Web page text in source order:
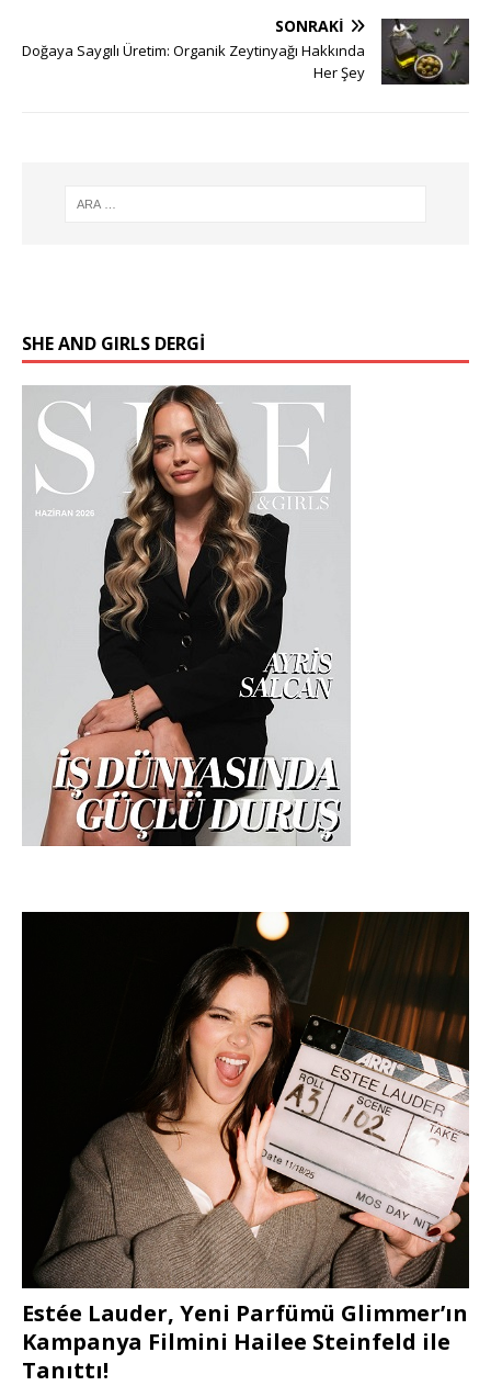
SONRAKI
Doğaya Saygılı Üretim: Organik Zeytinyağı Hakkında
Her Şey
SHE AND GIRLS DERGİ
Estée Lauder, Yeni Parfümü Glimmer’ın
Kampanya Filmini Hailee Steinfeld ile
Tanıttı!